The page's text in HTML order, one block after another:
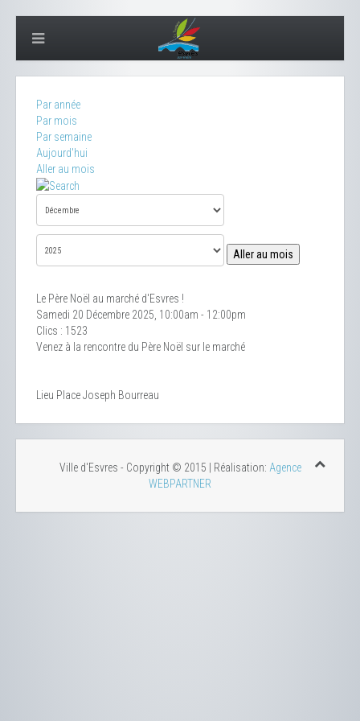
Par année
Par mois
Par semaine
Aujourd'hui
Aller au mois
Aller au mois
Le Père Noël au marché d'Esvres !
Samedi 20 Décembre 2025, 10:00am - 12:00pm
Clics : 1523
Venez à la rencontre du Père Noël sur le marché
Lieu Place Joseph Bourreau
Ville d'Esvres - Copyright © 2015 | Réalisation: Agence
WEBPARTNER